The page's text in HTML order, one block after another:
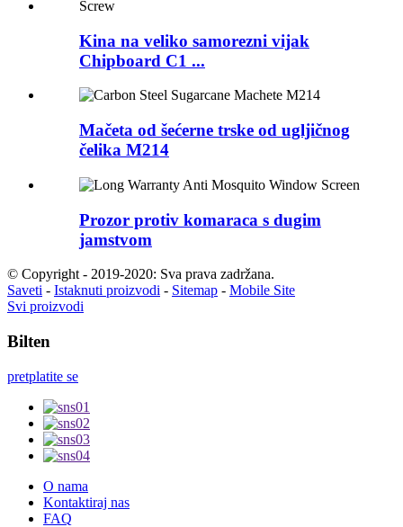
Kina na veliko samorezni vijak
Chipboard C1 ...
Mačeta od šećerne trske od ugljičnog
čelika M214
Prozor protiv komaraca s dugim
jamstvom
© Copyright - 2019-2020: Sva prava zadržana.
Saveti - Istaknuti proizvodi - Sitemap - Mobile Site
Svi proizvodi
Bilten
pretplatite se
O nama
Kontaktiraj nas
FAQ